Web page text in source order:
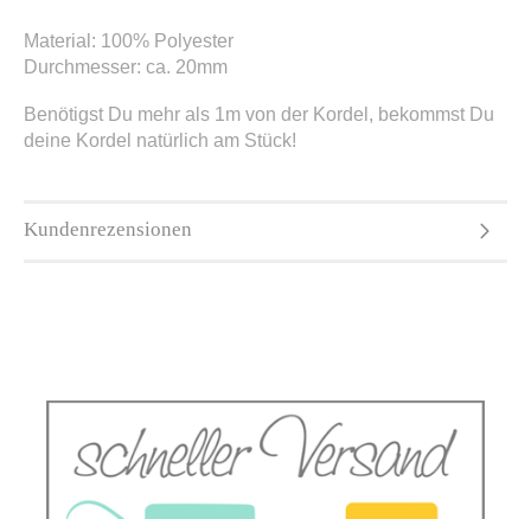
Material: 100% Polyester
Durchmesser: ca. 20mm
Benötigst Du mehr als 1m von der Kordel, bekommst Du
deine Kordel natürlich am Stück!
Kundenrezensionen